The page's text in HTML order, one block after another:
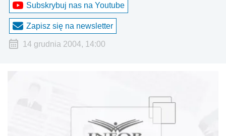
Subskrybuj nas na Youtube
Zapisz się na newsletter
14 grudnia 2004, 14:00